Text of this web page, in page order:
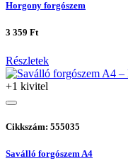
Horgony forgószem
3 359 Ft
Részletek
+1 kivitel
Cikkszám: 555035
Saválló forgószem A4